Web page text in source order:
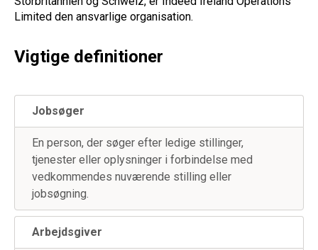
Limited den ansvarlige organisation.
Vigtige definitioner
Jobsøger
En person, der søger efter ledige stillinger,
tjenester eller oplysninger i forbindelse med
vedkommendes nuværende stilling eller
jobsøgning.
Arbejdsgiver